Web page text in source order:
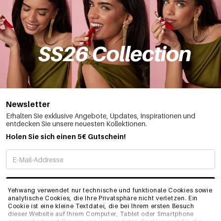
Yehwang verwendet nur technische und funktionale Cookies sowie
analytische Cookies, die Ihre Privatsphäre nicht verletzen. Ein
Cookie ist eine kleine Textdatei, die bei Ihrem ersten Besuch
dieser Website auf Ihrem Computer, Tablet oder Smartphone
Newsletter
Erhalten Sie exklusive Angebote, Updates, Inspirationen und
entdecken Sie unsere neuesten Kollektionen.
Holen Sie sich einen 5€ Gutschein!
ABONNIEREN